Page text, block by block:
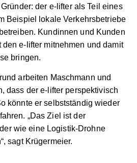
der e-lifter als Teil eines
Beispiel lokale Verkehrsbetriebe
Kundinnen und Kunden
den e-lifter mitnehmen und damit
bringen.
arbeiten Maschmann und
dass der e-lifter perspektivisch
könnte er selbstständig wieder
„Das Ziel ist der
wie eine Logistik-Drohne
sagt Krügermeier.